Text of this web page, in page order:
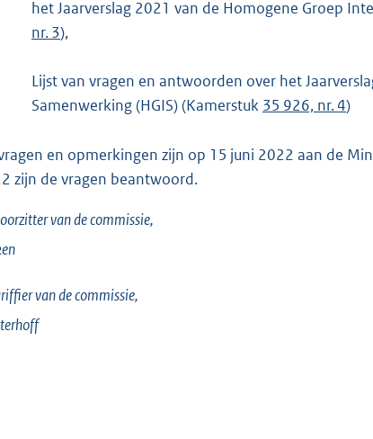
het Jaarverslag 2021 van de Homogene Groep
nr. 3),
Lijst van vragen en antwoorden over het
Samenwerking (HGIS) (Kamerstuk 35 926, nr. 4)
en opmerkingen zijn op 15 juni 2022 aan de
zijn de vragen beantwoord.
van de commissie,
van de commissie,